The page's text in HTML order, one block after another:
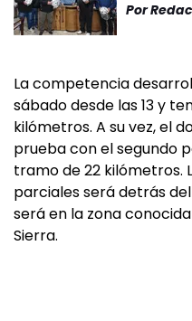
Por
La competencia
sábado desde las 13 y
kilómetros. A su vez, el
prueba con el segundo
tramo de 22 kilómetros.
parciales será detrás
será en la zona
Sierra.